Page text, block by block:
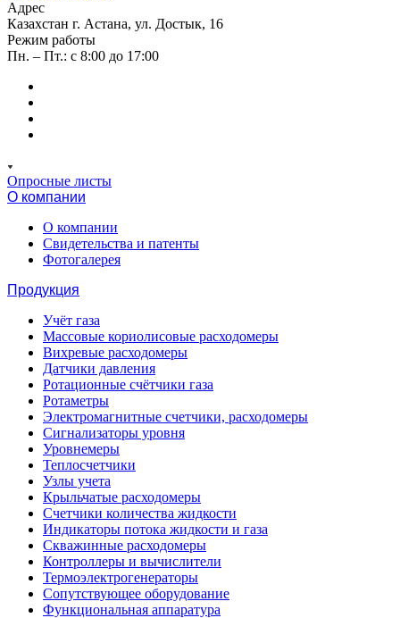
Адрес
Казахстан г. Астана, ул. Достык, 16
Режим работы
Пн. – Пт.: с 8:00 до 17:00
Опросные листы
О компании
О компании
Свидетельства и патенты
Фотогалерея
Продукция
Учёт газа
Массовые кориолисовые расходомеры
Вихревые расходомеры
Датчики давления
Ротационные счётчики газа
Ротаметры
Электромагнитные счетчики, расходомеры
Сигнализаторы уровня
Уровнемеры
Теплосчетчики
Узлы учета
Крыльчатые расходомеры
Счетчики количества жидкости
Индикаторы потока жидкости и газа
Скважинные расходомеры
Контроллеры и вычислители
Термоэлектрогенераторы
Сопутствующее оборудование
Функциональная аппаратура